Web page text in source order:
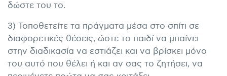
δώστε του το.
3) Τοποθετείτε τα πράγματα μέσα στο σπίτι σε
διαφορετικές θέσεις, ώστε το παιδί να μπαίνει
στην διαδικασία να εστιάζει και να βρίσκει μόνο
του αυτό που θέλει ή και αν σας το ζητήσει, να